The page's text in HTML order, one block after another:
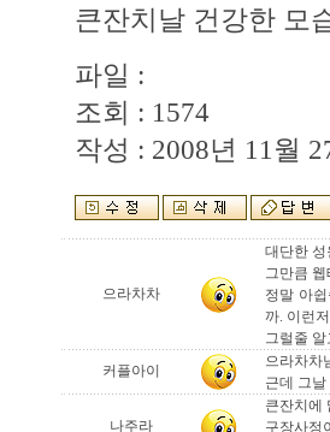
큰잔치날 건강한 모
파일 :
조회 : 1574
작성 : 2008년 11월
으라차차
대단한 성
그만큼
정말 아
까. 이런
그럴줄
커플아이
으라차차
근데 그
나주라
큰잔치에
구장사정